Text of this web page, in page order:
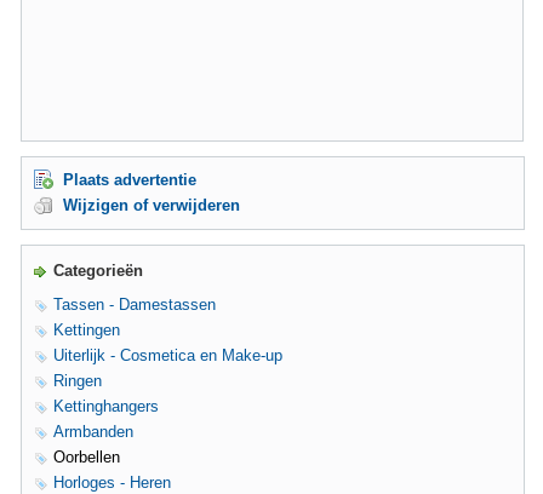
Plaats advertentie
Wijzigen of verwijderen
Categorieën
Tassen - Damestassen
Kettingen
Uiterlijk - Cosmetica en Make-up
Ringen
Kettinghangers
Armbanden
Oorbellen
Horloges - Heren